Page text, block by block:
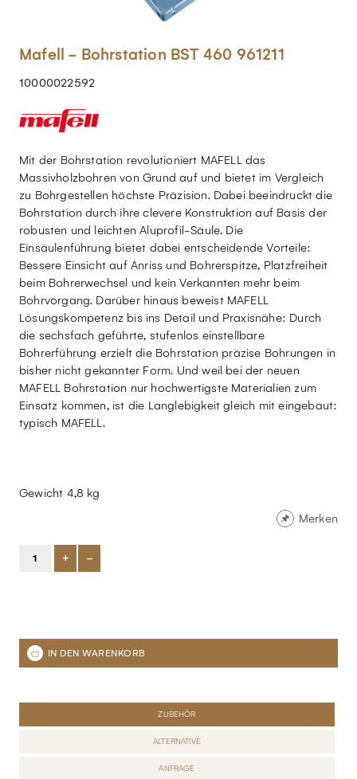
Mafell - Bohrstation BST 460 961211
10000022592
Mit der Bohrstation revolutioniert MAFELL das
Massivholzbohren von Grund auf und bietet im Vergleich
zu Bohrgestellen höchste Präzision. Dabei beeindruckt die
Bohrstation durch ihre clevere Konstruktion auf Basis der
robusten und leichten Aluprofil-Säule. Die
Einsäulenführung bietet dabei entscheidende Vorteile:
Bessere Einsicht auf Anriss und Bohrerspitze, Platzfreiheit
beim Bohrerwechsel und kein Verkannten mehr beim
Bohrvorgang. Darüber hinaus beweist MAFELL
Lösungskompetenz bis ins Detail und Praxisnähe: Durch
die sechsfach geführte, stufenlos einstellbare
Bohrerführung erzielt die Bohrstation präzise Bohrungen in
bisher nicht gekannter Form. Und weil bei der neuen
MAFELL Bohrstation nur hochwertigste Materialien zum
Einsatz kommen, ist die Langlebigkeit gleich mit eingebaut:
typisch MAFELL.
Gewicht 4,8 kg
Merken
+ -
ZUBEHÖR
ALTERNATIVE
ANFRAGE